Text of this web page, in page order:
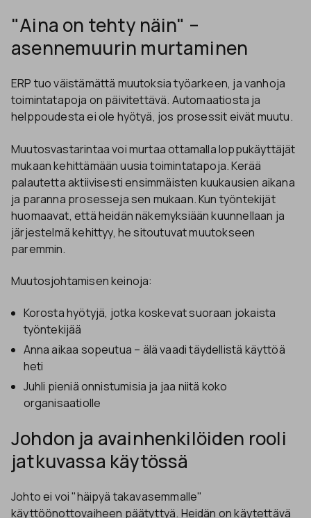
"Aina on tehty näin" –
asennemuurin murtaminen
ERP tuo väistämättä muutoksia työarkeen, ja vanhoja
toimintatapoja on päivitettävä. Automaatiosta ja
helppoudesta ei ole hyötyä, jos prosessit eivät muutu.
Muutosvastarintaa voi murtaa ottamalla loppukäyttäjät
mukaan kehittämään uusia toimintatapoja. Kerää
palautetta aktiivisesti ensimmäisten kuukausien aikana
ja paranna prosesseja sen mukaan. Kun työntekijät
huomaavat, että heidän näkemyksiään kuunnellaan ja
järjestelmä kehittyy, he sitoutuvat muutokseen
paremmin.
Muutosjohtamisen keinoja:
Korosta hyötyjä, jotka koskevat suoraan jokaista
työntekijää
Anna aikaa sopeutua – älä vaadi täydellistä käyttöä
heti
Juhli pieniä onnistumisia ja jaa niitä koko
organisaatiolle
Johdon ja avainhenkilöiden rooli
jatkuvassa käytössä
Johto ei voi "häipyä takavasemmalle"
käyttöönottovaiheen päätyttyä. Heidän on käytettävä